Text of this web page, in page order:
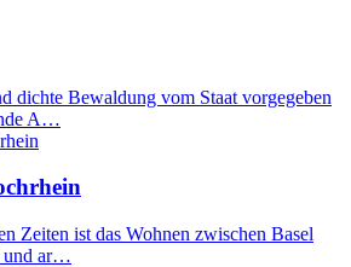
dichte Bewaldung vom Staat vorgegeben
A…
Zeiten ist das Wohnen zwischen Basel
und ar…